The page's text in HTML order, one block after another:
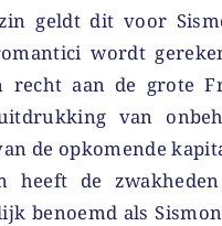
geldt dit voor
wordt
recht aan de grote
van
de opkomende
heeft de
benoemd als